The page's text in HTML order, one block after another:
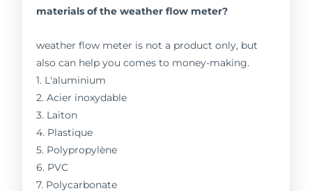
materials of the weather flow meter?
weather flow meter is not a product only, but
also can help you comes to money-making.
1. L'aluminium
2. Acier inoxydable
3. Laiton
4. Plastique
5. Polypropylène
6. PVC
7. Polycarbonate